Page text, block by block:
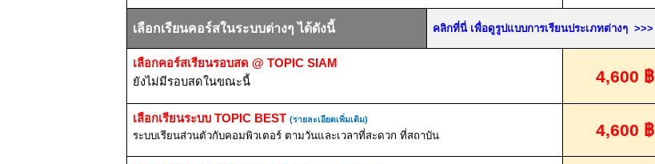
เลือกเรียนคอร์สในระบบต่างๆ ได้ดังนี้ คลิกที่นี่ เพื่อดูรูปแบบการเรียนประเภทต่างๆ>>>
เลือกคอร์สเรียนรอบสด@ TOPIC SIAM
ยังไม่มีรอบสดในขณะนี้
4,600 ฿
เลือกเรียนระบบTOPIC BEST (รายละเอียดเพิ่มเติม)
ระบบเรียนส่วนตัวกับคอมพิวเตอร์ ตามวันและเวลาที่สะดวก ที่สถาบัน 4,600 ฿